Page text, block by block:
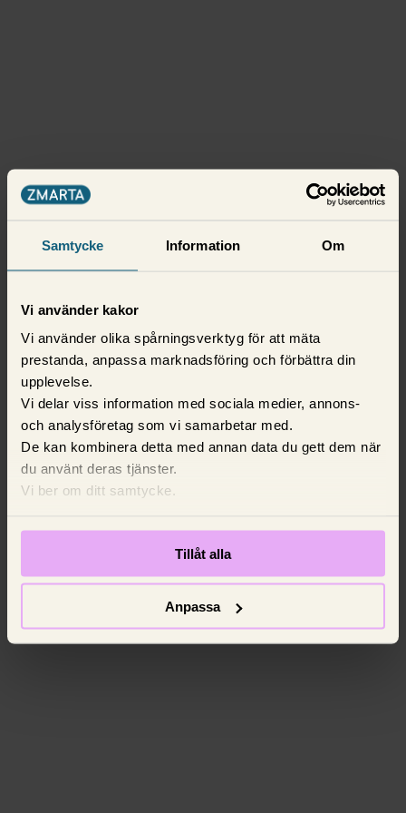
Samtycke Information Om
Vi använder kakor
Vi använder olika spårningsverktyg för att mäta
prestanda, anpassa marknadsföring och förbättra din
upplevelse.
Vi delar viss information med sociala medier, annons-
och analysföretag som vi samarbetar med.
De kan kombinera detta med annan data du gett dem när
du använt deras tjänster.
Vi ber om ditt samtycke.
Tillåt alla
Anpassa